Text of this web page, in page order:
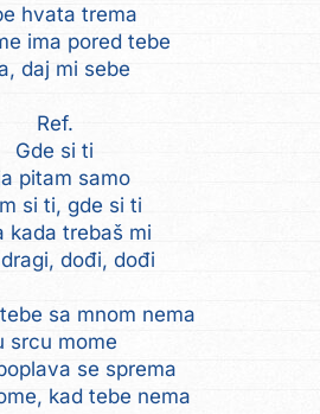
hvata trema
ima pored tebe
daj mi sebe
Ref.
Gde si ti
pitam samo
si ti, gde si ti
kada trebaš mi
dođi, dođi
sa mnom nema
srcu mome
se sprema
kad tebe nema